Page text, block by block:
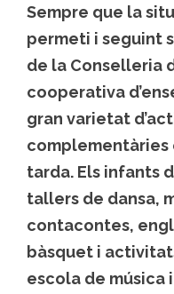
Sempre que la
permeti i seguint
de la Conselleria
cooperativa
gran varietat
complementàries
tarda. Els infants
tallers de dansa,
contacontes,
bàsquet i
escola de música